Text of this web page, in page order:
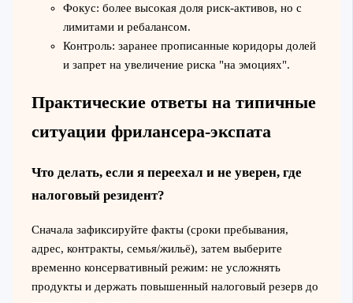
Фокус: более высокая доля риск‑активов, но с
лимитами и ребалансом.
Контроль: заранее прописанные коридоры долей
и запрет на увеличение риска "на эмоциях".
Практические ответы на типичные
ситуации фрилансера‑экспата
Что делать, если я переехал и не уверен, где
налоговый резидент?
Сначала зафиксируйте факты (сроки пребывания,
адрес, контракты, семья/жильё), затем выберите
временно консервативный режим: не усложнять
продукты и держать повышенный налоговый резерв до